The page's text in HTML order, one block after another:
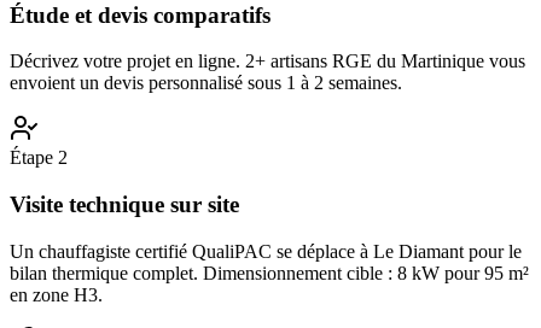
Étude et devis comparatifs
Décrivez votre projet en ligne. 2+ artisans RGE du Martinique vous
envoient un devis personnalisé sous 1 à 2 semaines.
Étape 2
Visite technique sur site
Un chauffagiste certifié QualiPAC se déplace à Le Diamant pour le
bilan thermique complet. Dimensionnement cible : 8 kW pour 95 m²
en zone H3.